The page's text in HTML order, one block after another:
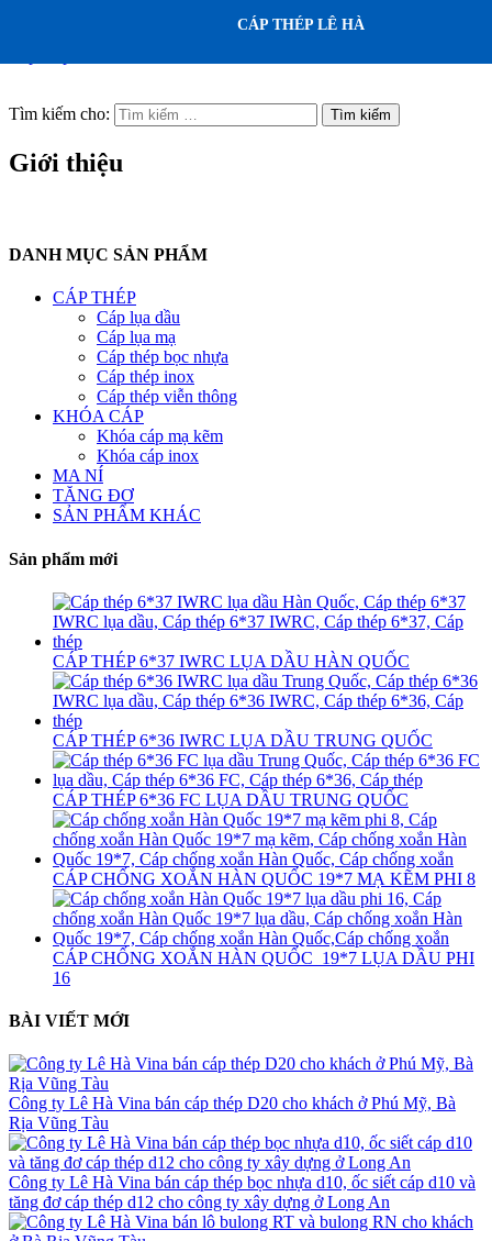
Tìm kiếm cho:
Giới thiệu
DANH MỤC SẢN PHẨM
CÁP THÉP
Cáp lụa dầu
Cáp lụa mạ
Cáp thép bọc nhựa
Cáp thép inox
Cáp thép viễn thông
KHÓA CÁP
Khóa cáp mạ kẽm
Khóa cáp inox
MA NÍ
TĂNG ĐƠ
SẢN PHẨM KHÁC
Sản phẩm mới
CÁP THÉP 6*37 IWRC LỤA DẦU HÀN QUỐC
CÁP THÉP 6*36 IWRC LỤA DẦU TRUNG QUỐC
CÁP THÉP 6*36 FC LỤA DẦU TRUNG QUỐC
CÁP CHỐNG XOẮN HÀN QUỐC 19*7 MẠ KẼM PHI 8
CÁP CHỐNG XOẮN HÀN QUỐC 19*7 LỤA DẦU PHI
16
BÀI VIẾT MỚI
Công ty Lê Hà Vina bán cáp thép D20 cho khách ở Phú Mỹ, Bà
Rịa Vũng Tàu
Công ty Lê Hà Vina bán cáp thép bọc nhựa d10, ốc siết cáp d10 và
tăng đơ cáp thép d12 cho công ty xây dựng ở Long An
CÁP THÉP LÊ HÀ